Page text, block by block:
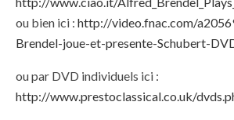
ou bien ici : http://video.fnac.com/
Brendel-joue-et-presente-Schubert-
ou par DVD individuels ici :
http://www.prestoclassical.co.uk/